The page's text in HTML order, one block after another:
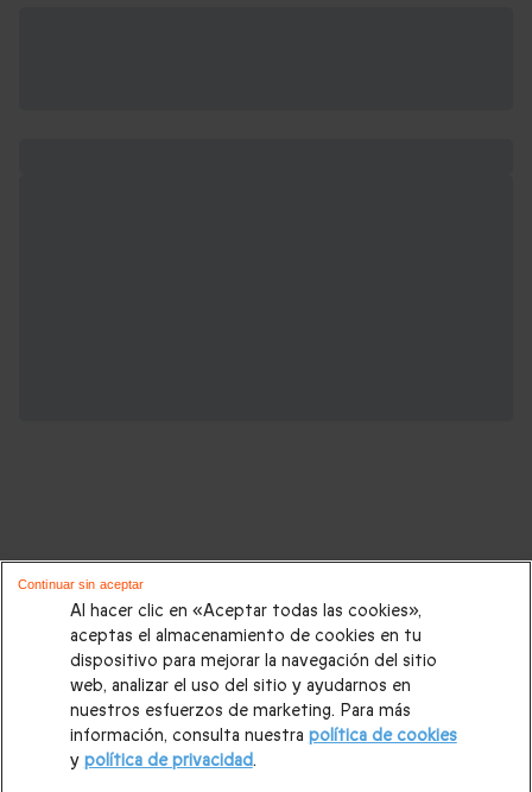
Cajas regalo de Deportes y Aventura que
podrían interesarte:
Vuelos en helicóptero |Helicóptero Madrid|Helicóptero
Barcelona|Helicóptero Málaga|Viaje en avioneta
en globo aerostático|Saltos en paracaídas|Túnel de
Al hacer clic en «Aceptar todas las cookies»,
aceptas el almacenamiento de cookies en tu
dispositivo para mejorar la navegación del sitio
web, analizar el uso del sitio y ayudarnos en
nuestros esfuerzos de marketing. Para más
información, consulta nuestra política de cookies
y política de privacidad.
Continuar sin aceptar